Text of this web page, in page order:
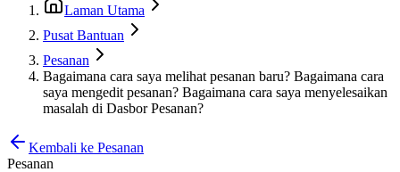
Laman Utama
Pusat Bantuan
Pesanan
Bagaimana cara saya melihat pesanan baru? Bagaimana cara
saya mengedit pesanan? Bagaimana cara saya menyelesaikan
masalah di Dasbor Pesanan?
Kembali ke Pesanan
Pesanan